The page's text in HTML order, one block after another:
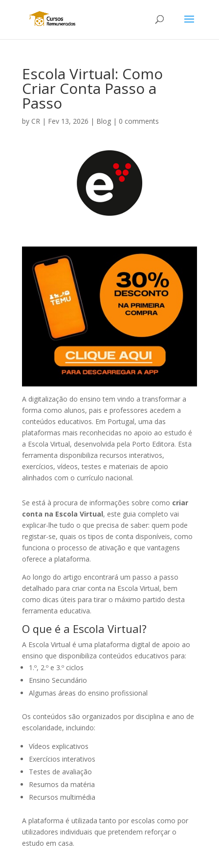
Escola Virtual: Como
Criar Conta Passo a
Passo
by CR| Fev 13, 2026 | Blog| 0 comments
A digitalização do ensino tem vindo a transformar a
forma como alunos, pais e professores acedem a
conteúdos educativos. Em Portugal, uma das
plataformas mais reconhecidas no apoio ao estudo é
a Escola Virtual, desenvolvida pela Porto Editora. Esta
ferramenta disponibiliza recursos interativos,
exercícios, vídeos, testes e materiais de apoio
alinhados com o currículo nacional.
Se está à procura de informações sobre como criar
conta na Escola Virtual, este guia completo vai
explicar-lhe tudo o que precisa de saber: quem pode
registar-se, quais os tipos de conta disponíveis, como
funciona o processo de ativação e que vantagens
oferece a plataforma.
Ao longo do artigo encontrará um passo a passo
detalhado para criar conta na Escola Virtual, bem
como dicas úteis para tirar o máximo partido desta
ferramenta educativa.
O que é a Escola Virtual?
A Escola Virtual é uma plataforma digital de apoio ao
ensino que disponibiliza conteúdos educativos para:
1.º, 2.º e 3.º ciclos
Ensino Secundário
Algumas áreas do ensino profissional
Os conteúdos são organizados por disciplina e ano de
escolaridade, incluindo:
Vídeos explicativos
Exercícios interativos
Testes de avaliação
Resumos da matéria
Recursos multimédia
A plataforma é utilizada tanto por escolas como por
utilizadores individuais que pretendem reforçar o
estudo em casa.